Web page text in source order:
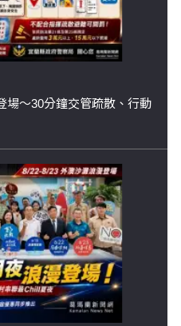
場～30分鐘交管疏散、行動